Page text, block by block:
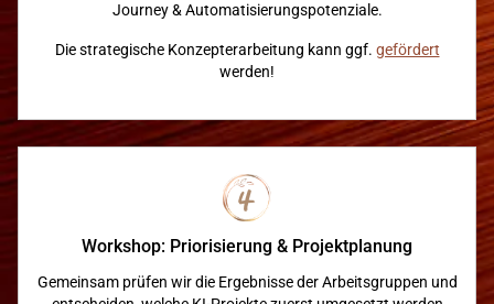
Journey & Automatisierungspotenziale.
Die strategische Konzepterarbeitung kann ggf. gefördert
werden!
Workshop: Priorisierung & Projektplanung
Gemeinsam prüfen wir die Ergebnisse der Arbeitsgruppen und